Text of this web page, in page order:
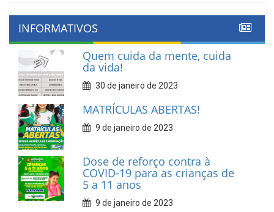
INFORMATIVOS
Quem cuida da mente, cuida
da vida!
30 de janeiro de 2023
MATRÍCULAS ABERTAS!
9 de janeiro de 2023
Dose de reforço contra à
COVID-19 para as crianças de
5 a 11 anos
9 de janeiro de 2023